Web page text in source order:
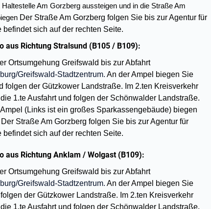
Am Gorzberg aussteigen und in die Straße Am
Der Straße Am Gorzberg folgen Sie bis zur Agentur für
befindet sich auf der rechten Seite.
aus Richtung Stralsund (B105 / B109):
Ortsumgehung Greifswald bis zur Abfahrt
Greifswald-Stadtzentrum. An der Ampel biegen Sie
folgen der Gützkower Landstraße. Im 2.ten Kreisverkehr
1.te Ausfahrt und folgen der Schönwalder Landstraße.
(Links ist ein großes Sparkassengebäude) biegen
Straße Am Gorzberg folgen Sie bis zur Agentur für
befindet sich auf der rechten Seite.
aus Richtung Anklam / Wolgast (B109):
Ortsumgehung Greifswald bis zur Abfahrt
Greifswald-Stadtzentrum. An der Ampel biegen Sie
der Gützkower Landstraße. Im 2.ten Kreisverkehr
1.te Ausfahrt und folgen der Schönwalder Landstraße.